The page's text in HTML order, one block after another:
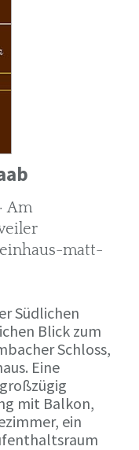
Am
matt-
Südlichen
Blick zum
Schloss,
Eine
mit Balkon,
ein